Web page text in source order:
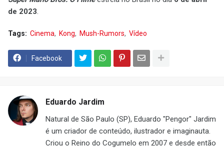
de 2023.
Tags: Cinema Kong Mush-Rumors Vídeo
Facebook
Eduardo Jardim
Natural de São Paulo (SP), Eduardo "Pengor" Jardim
é um criador de conteúdo, ilustrador e imaginauta.
Criou o Reino do Cogumelo em 2007 e desde então